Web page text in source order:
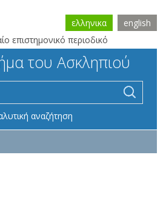
επιστημονικό περιοδικό
ελληνικα english
του Ασκληπιού
αναζήτηση